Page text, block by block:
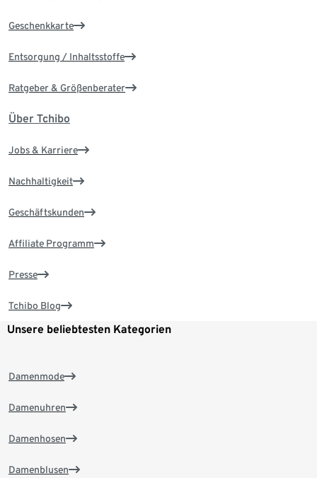
Geschenkkarte
Entsorgung / Inhaltsstoffe
Ratgeber & Größenberater
Über Tchibo
Jobs & Karriere
Nachhaltigkeit
Geschäftskunden
Affiliate Programm
Presse
Tchibo Blog
Unsere beliebtesten Kategorien
Damenmode
Damenuhren
Damenhosen
Damenblusen